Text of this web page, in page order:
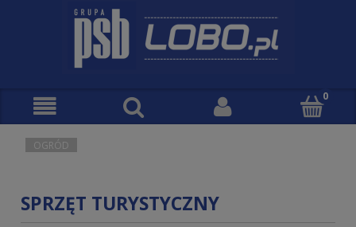
OGRÓD
SPRZĘT TURYSTYCZNY